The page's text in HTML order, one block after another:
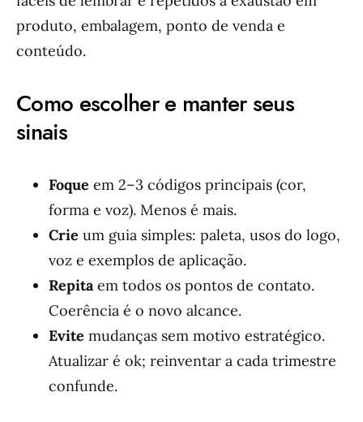
produto, embalagem, ponto de venda e
conteúdo.
Como escolher e manter seus
sinais
Foque em 2–3 códigos principais (cor,
forma e voz). Menos é mais.
Crie um guia simples: paleta, usos do logo,
voz e exemplos de aplicação.
Repitaem todos os pontos de contato.
Coerência é o novo alcance.
Evite mudanças sem motivo estratégico.
Atualizar é ok; reinventar a cada trimestre
confunde.